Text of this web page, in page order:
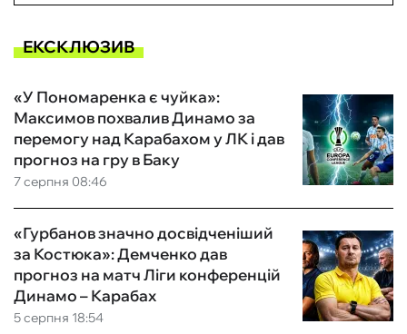
ЕКСКЛЮЗИВ
7 серпня 08:46
«У Пономаренка є чуйка»:
Максимов похвалив Динамо за
перемогу над Карабахом у ЛК і дав
прогноз на гру в Баку
5 серпня 18:54
«Гурбанов значно досвідченіший
за Костюка»: Демченко дав
прогноз на матч Ліги конференцій
Динамо – Карабах